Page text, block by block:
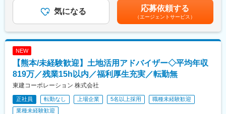
■業務内容：
ゴルフ場の運営全般 （施設管理、各施策、計画策定、部門管理、
レストラン）
◇スタッフマネジメント、育成・能力開発
◇サービスや施設の企画、コースの管理も含む顧客サービス、従
◇会員サービス対応
◇経営計画、売上・利益の目標計画等のビジネスプランの策定・
下する可能性があります。月給(月額)は固定手当を含めた表記で
す。
気になる 応募依頼する
（エージェントサービス）
NEW
【熊本/未経験歓迎】土地活用アドバイザー◇平均年収
819万／残業15h以内／福利厚生充実／転勤無
東建コーポレーション 株式会社
正社員 転勤なし 上場企業 5名以上採用
職種未経験歓迎
業種未経験歓迎